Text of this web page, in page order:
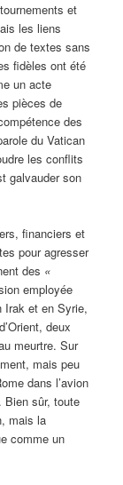
et
les liens
de textes sans
fidèles ont été
un acte
pièces de
des
du Vatican
les conflits
galvauder son
financiers et
pour agresser
des «
employée
Irak et en Syrie,
deux
meurtre. Sur
mais peu
dans l’avion
Bien sûr, toute
mais la
comme un